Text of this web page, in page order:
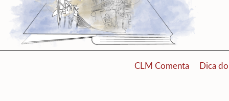
CLM Comenta Dica